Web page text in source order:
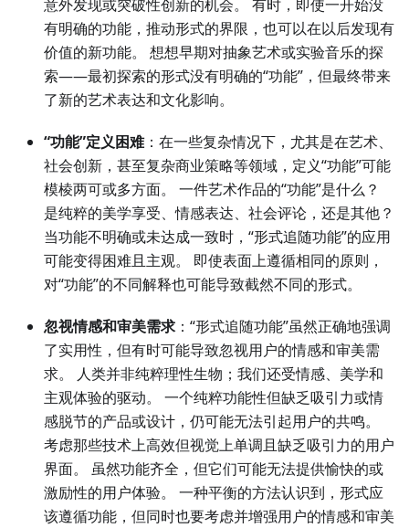
意外发现或突破性创新的机会。 有时，即使一开始没
有明确的功能，推动形式的界限，也可以在以后发现有
价值的新功能。 想想早期对抽象艺术或实验音乐的探
索——最初探索的形式没有明确的“功能”，但最终带来
了新的艺术表达和文化影响。
“功能”定义困难：在一些复杂情况下，尤其是在艺术、
社会创新，甚至复杂商业策略等领域，定义“功能”可能
模棱两可或多方面。 一件艺术作品的“功能”是什么？
是纯粹的美学享受、情感表达、社会评论，还是其他？
当功能不明确或未达成一致时，“形式追随功能”的应用
可能变得困难且主观。 即使表面上遵循相同的原则，
对“功能”的不同解释也可能导致截然不同的形式。
忽视情感和审美需求 ：“形式追随功能”虽然正确地强调
了实用性，但有时可能导致忽视用户的情感和审美需
求。 人类并非纯粹理性生物；我们还受情感、美学和
主观体验的驱动。 一个纯粹功能性但缺乏吸引力或情
感脱节的产品或设计，仍可能无法引起用户的共鸣。
考虑那些技术上高效但视觉上单调且缺乏吸引力的用户
界面。 虽然功能齐全，但它们可能无法提供愉快的或
激励性的用户体验。 一种平衡的方法认识到，形式应
该遵循功能，但同时也要考虑并增强用户的情感和审美